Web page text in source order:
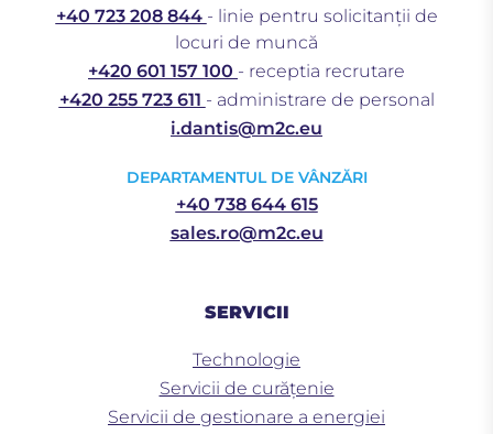
+40 723 208 844 - linie pentru solicitanții de
locuri de muncă
+420 601 157 100 - receptia recrutare
+420 255 723 611 - administrare de personal
i.dantis@m2c.eu
DEPARTAMENTUL DE VÂNZĂRI
+40 738 644 615
sales.ro@m2c.eu
SERVICII
Technologie
Servicii de curățenie
Servicii de gestionare a energiei